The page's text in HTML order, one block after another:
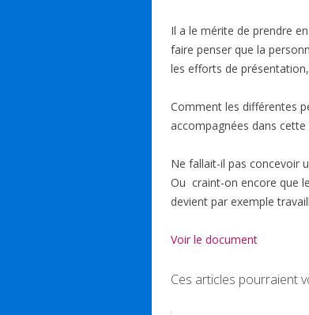
b
o
o
k
e
dI
n
s
A
p
p
y
Il a le mérite de prendre
faire penser que la
les efforts de
Comment les différentes
accompagnées dans cette
Ne fallait-il pas concevoir
Ou craint-on encore que
devient par exemple
Voir le document
Ces articles pourraient